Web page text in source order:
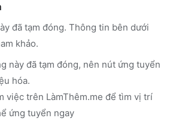
đã tạm đóng. Thông tin bên dưới
khảo.
này đã tạm đóng, nên nút ứng tuyển
hóa.
việc trên LàmThêm.me để tìm vị trí
ứng tuyển ngay